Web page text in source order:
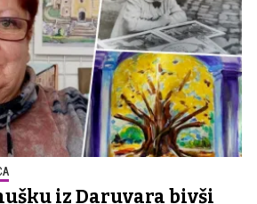
iz Daruvara bivši